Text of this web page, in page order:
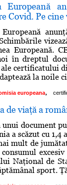
Europeană
Covid. Pe
Europeană
Europeană.
în dreptul
ale certificatului
la noile
europeana,
de viaţă a
document
a scăzut cu
mult de
Naţional de
sport.